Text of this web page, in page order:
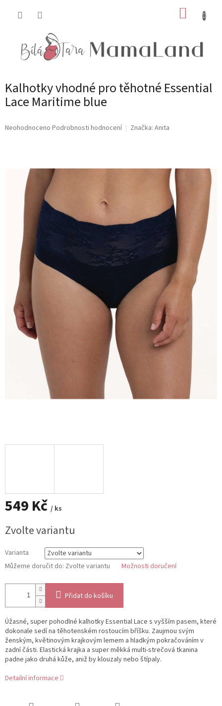
Kalhotky vhodné pro těhotné Essential
Lace Maritime blue
Průměrné
hvězdiček.
Neohodnoceno Podrobnosti hodnocení Značka: Anita
549 Kč / ks
cena:
Zvolte variantu
Varianta
Můžeme doručit do: Zvolte variantu Možnosti doručení
Přidat do košíku
Úžasné, super pohodlné kalhotky Essential Lace s vyšším pasem, které
dokonale sedí na těhotenském rostoucím bříšku. Zaujmou svým
ženským, květinovým krajkovým lemem a hladkým pokračováním v
zadní části. Elastická krajka a super měkká multi-strečová tkanina
padne jako druhá kůže, aniž by klouzaly nebo štípaly.
Detailní informace